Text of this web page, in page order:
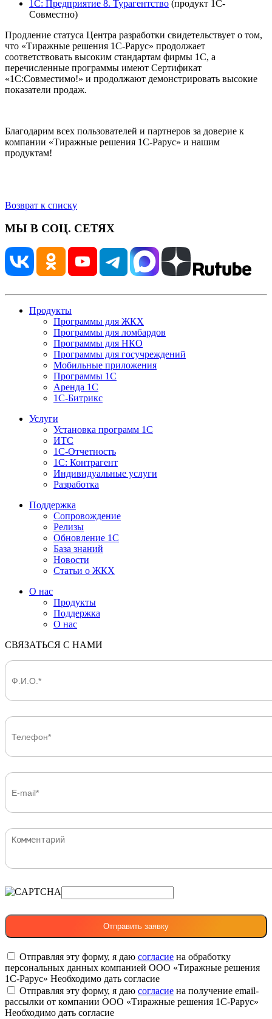
1С: Предприятие 8. Турагентство (продукт 1С-
Совместно)
Продление статуса Центра разработки свидетельствует о том,
что «Тиражные решения 1С-Рарус» продолжает
соответствовать высоким стандартам фирмы 1С, а
перечисленные программы имеют Сертификат
«1С:Совместимо!» и продолжают демонстрировать высокие
показатели продаж.
Благодарим всех пользователей и партнеров за доверие к
компании «Тиражные решения 1С-Рарус» и нашим
продуктам!
Возврат к списку
МЫ В СОЦ. СЕТЯХ
Продукты
Программы для ЖКХ
Программы для ломбардов
Программы для НКО
Программы для госучреждений
Мобильные приложения
Программы 1С
Аренда 1С
1С-Битрикс
Услуги
Установка программ 1С
ИТС
1С-Отчетность
1С: Контрагент
Индивидуальные услуги
Разработка
Поддержка
Сопровождение
Релизы
Обновление 1С
База знаний
Новости
Статьи о ЖКХ
О нас
Продукты
Поддержка
О нас
СВЯЗАТЬСЯ С НАМИ
Отправляя эту форму, я даю согласие на обработку
персональных данных компанией ООО «Тиражные решения
1С-Рарус» Необходимо дать согласие
Отправляя эту форму, я даю согласие на получение email-
рассылки от компании ООО «Тиражные решения 1С-Рарус»
Необходимо дать согласие